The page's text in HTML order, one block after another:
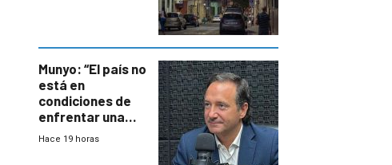
Munyo: “El país no
está en
condiciones de
enfrentar una
reducción de la
Hace 19 horas